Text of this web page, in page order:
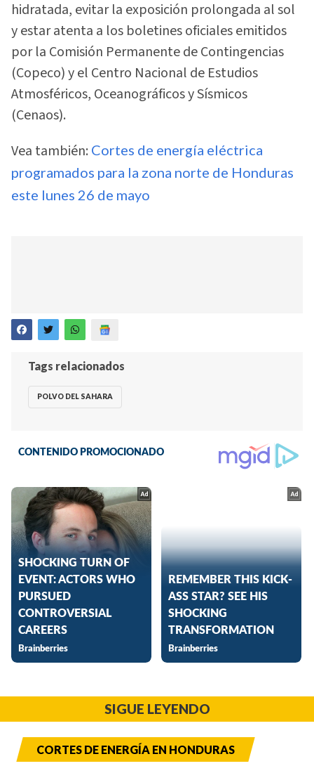
hidratada, evitar la exposición prolongada al sol
y estar atenta a los boletines oficiales emitidos
por la Comisión Permanente de Contingencias
(Copeco) y el Centro Nacional de Estudios
Atmosféricos, Oceanográficos y Sísmicos
(Cenaos).
Vea también: Cortes de energía eléctrica
programados para la zona norte de Honduras
este lunes 26 de mayo
Tags relacionados
POLVO DEL SAHARA
SIGUE LEYENDO
CORTES DE ENERGÍA EN HONDURAS